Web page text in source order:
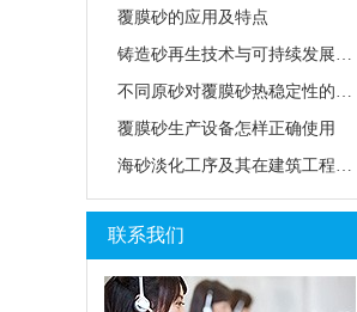
覆膜砂的应用及特点
铸造砂再生技术与可持续发展路径
不同原砂对覆膜砂热稳定性的影响
覆膜砂生产设备怎样正确使用
海砂淡化工序及其在建筑工程中的应用前景
联系我们